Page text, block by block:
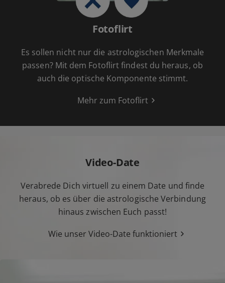
Fotoflirt
Es sollen nicht nur die astrologischen Merkmale
passen? Mit dem Fotoflirt findest du heraus, ob
auch die optische Komponente stimmt.
Mehr zum Fotoflirt
Video-Date
Verabrede Dich virtuell zu einem Date und finde
heraus, ob es über die astrologische Verbindung
hinaus zwischen Euch passt!
Wie unser Video-Date funktioniert